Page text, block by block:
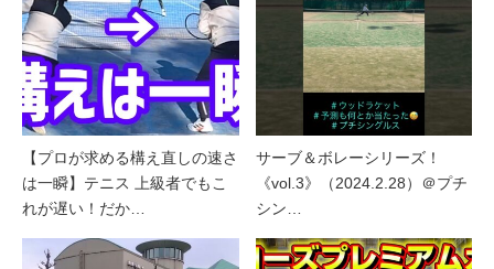
【プロが求める構え直しの速さ
は一瞬】テニス 上級者でもこ
れが遅い！だか…
サーブ＆ボレーシリーズ！
《vol.3》（2024.2.28）＠プチ
シン…